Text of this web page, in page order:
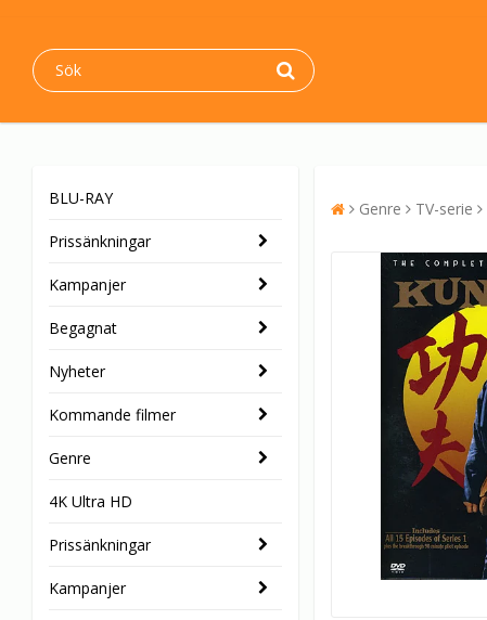
BLU-RAY
Prissänkningar
Kampanjer
Begagnat
Nyheter
Kommande filmer
Genre
4K Ultra HD
Prissänkningar
Kampanjer
Genre TV-serie